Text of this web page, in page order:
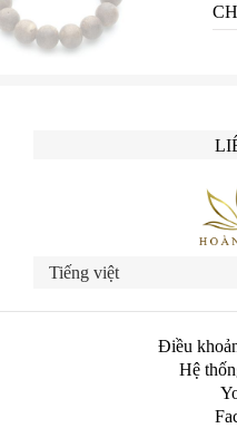
Điều
Hệ